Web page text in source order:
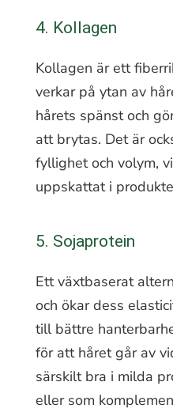
4. Kollagen
Kollagen är ett
verkar på ytan av
hårets spänst och
att brytas. Det är
fyllighet och volym,
uppskattat i
5. Sojaprotein
Ett växtbaserat
och ökar dess
till bättre
för att håret går av
särskilt bra i milda
eller som